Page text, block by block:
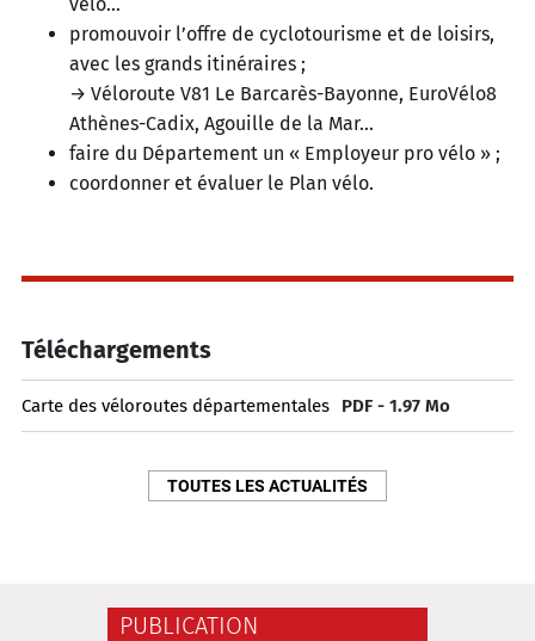
promouvoir l’offre de cyclotourisme et de loisirs,
avec les grands itinéraires ;
→ Véloroute V81 Le Barcarès-Bayonne, EuroVélo8
Athènes-Cadix, Agouille de la Mar…
faire du Département un « Employeur pro vélo » ;
coordonner et évaluer le Plan vélo.
Téléchargements
Carte des véloroutes départementales PDF - 1.97 Mo
TOUTES LES ACTUALITÉS
PUBLICATION